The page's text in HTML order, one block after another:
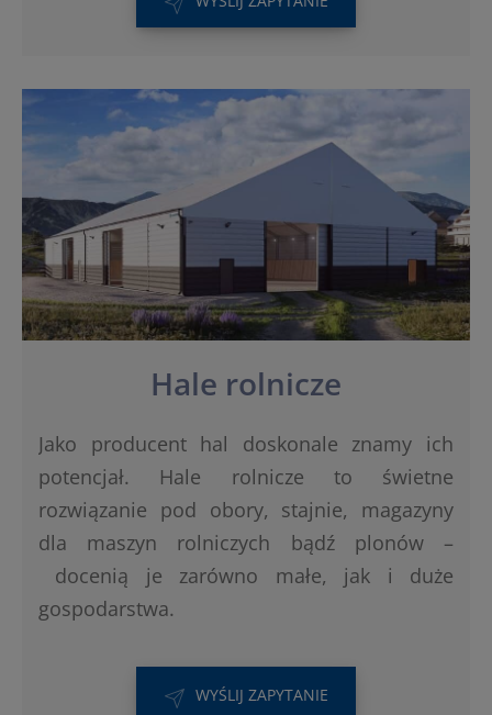
Hale rolnicze
Jako producent hal doskonale znamy ich
potencjał. Hale rolnicze to świetne
rozwiązanie pod obory, stajnie, magazyny
dla maszyn rolniczych bądź plonów –
docenią je zarówno małe, jak i duże
gospodarstwa.
WYŚLIJ ZAPYTANIE